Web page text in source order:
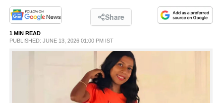
Share
1 MIN READ
PUBLISHED: JUNE 13, 2026 01:00 PM IST